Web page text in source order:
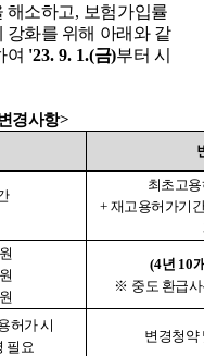
해소하고, 보험가입률
강화를 위해 아래와 같
여 '23. 9. 1.(금)부터 시
경사항>
최초고
+ 재고용허가기
원
원
원
(4년 10
※ 중도 환급
허가 시
필요
변경청약